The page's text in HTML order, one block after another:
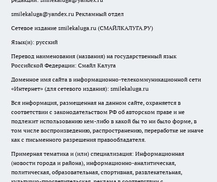
smilekaluga@yandex.ru Рекламный отдел
Сетевое издание smilekaluga.ru (СМАЙЛКАЛУГА.РУ)
Язык(и): русский
Перевод наименования (названия) на государственный язык
Российской Федерации: Смайл Калуга
Доменное имя сайта в информационно-телекоммуникационной сети
«Интернет» (для сетевого издания): smilekaluga.ru
Вся информация, размещенная на данном сайте, охраняется в
соответствии с законодательством РФ об авторском праве и не
подлежит использованию кем-либо в какой бы то ни было форме, в
том числе воспроизведению, распространению, переработке не иначе
как с письменного разрешения правообладателя.
Примерная тематика и (или) специализация: Информационная
(новости города и района), информационно-аналитическая,
политическая, образовательная, спортивная, развлекательная,